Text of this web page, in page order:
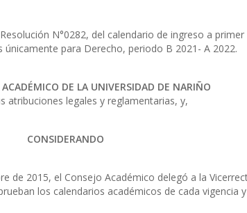
N°0282, del calendario de ingreso a
únicamente para Derecho, periodo B 2021- A 2022.
ACADÉMICO DE LA UNIVERSIDAD DE NARIÑO
atribuciones legales y reglamentarias, y,
CONSIDERANDO
de 2015, el Consejo Académico delegó a la
los calendarios académicos de cada vigencia